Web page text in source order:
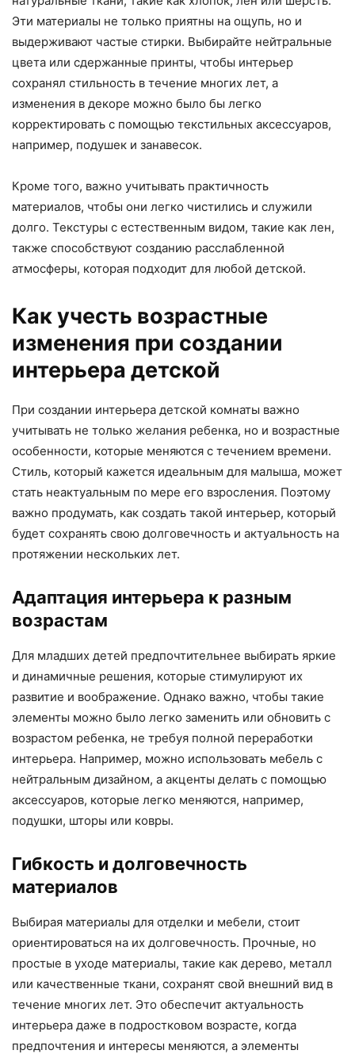
Эти материалы не только приятны на ощупь, но и
выдерживают частые стирки. Выбирайте нейтральные
цвета или сдержанные принты, чтобы интерьер
сохранял стильность в течение многих лет, а
изменения в декоре можно было бы легко
корректировать с помощью текстильных аксессуаров,
например, подушек и занавесок.
Кроме того, важно учитывать практичность
материалов, чтобы они легко чистились и служили
долго. Текстуры с естественным видом, такие как лен,
также способствуют созданию расслабленной
атмосферы, которая подходит для любой детской.
Как учесть возрастные
изменения при создании
интерьера детской
При создании интерьера детской комнаты важно
учитывать не только желания ребенка, но и возрастные
особенности, которые меняются с течением времени.
Стиль, который кажется идеальным для малыша, может
стать неактуальным по мере его взросления. Поэтому
важно продумать, как создать такой интерьер, который
будет сохранять свою долговечность и актуальность на
протяжении нескольких лет.
Адаптация интерьера к разным
возрастам
Для младших детей предпочтительнее выбирать яркие
и динамичные решения, которые стимулируют их
развитие и воображение. Однако важно, чтобы такие
элементы можно было легко заменить или обновить с
возрастом ребенка, не требуя полной переработки
интерьера. Например, можно использовать мебель с
нейтральным дизайном, а акценты делать с помощью
аксессуаров, которые легко меняются, например,
подушки, шторы или ковры.
Гибкость и долговечность
материалов
Выбирая материалы для отделки и мебели, стоит
ориентироваться на их долговечность. Прочные, но
простые в уходе материалы, такие как дерево, металл
или качественные ткани, сохранят свой внешний вид в
течение многих лет. Это обеспечит актуальность
интерьера даже в подростковом возрасте, когда
предпочтения и интересы меняются, а элементы